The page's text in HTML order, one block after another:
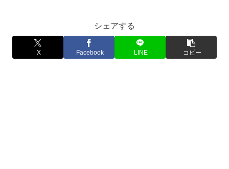
シェアする
X Facebook LINE コピー